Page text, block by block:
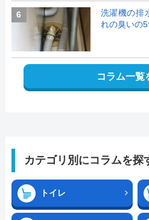
6
洗濯機の排
れの臭いの
コラム一覧
カテゴリ別にコラムを探
トイレ